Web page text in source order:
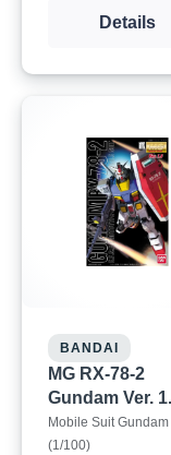
Details
BANDAI
MG RX-78-2
Gundam Ver.
Mobile Suit Gundam
(1/100)